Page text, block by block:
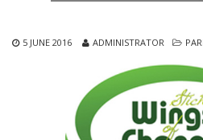
5 JUNE 2016 ADMINISTRATOR